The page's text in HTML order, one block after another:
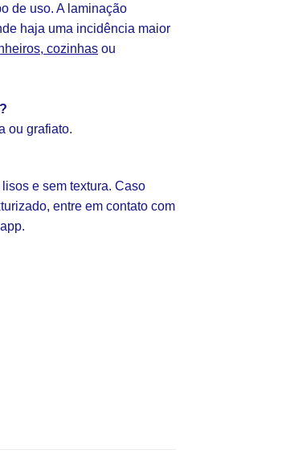
de uso. A laminação
haja uma incidência maior
cozinhas ou
ou grafiato.
e sem textura. Caso
entre em contato com